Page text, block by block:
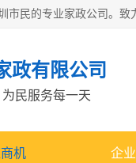
政有限公司
民服务每一天
机 企